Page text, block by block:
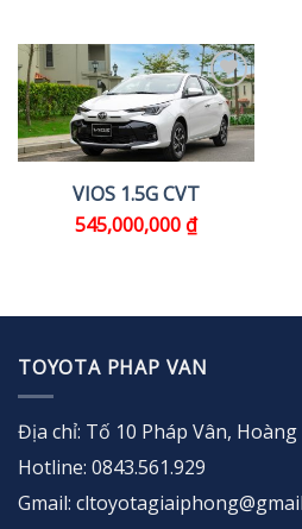
VIOS 1.5G CVT
545,000,000₫
TOYOTA PHAP VAN
Địa chỉ: Tố 10 Pháp Vân,
Hotline: 0843.561.929
Gmail: